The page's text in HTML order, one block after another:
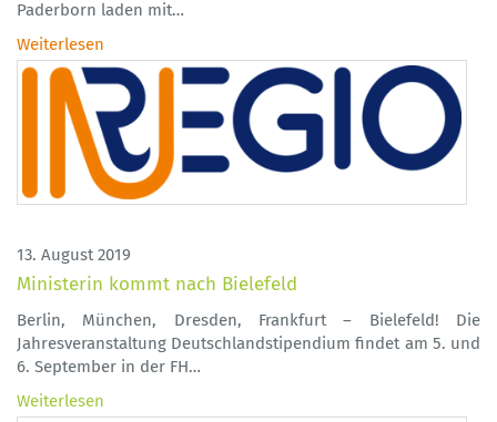
Paderborn laden mit…
Weiterlesen
13. August 2019
Ministerin kommt nach Bielefeld
Berlin, München, Dresden, Frankfurt – Bielefeld! Die
Jahresveranstaltung Deutschlandstipendium findet am 5. und
6. September in der FH…
Weiterlesen